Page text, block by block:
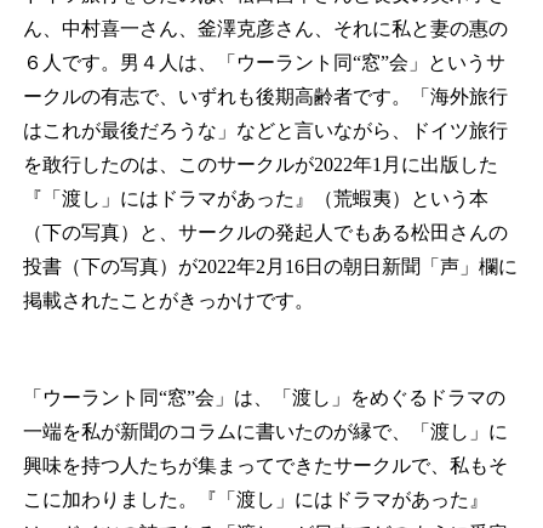
ん、中村喜一さん、釜澤克彦さん、それに私と妻の惠の
６人です。男４人は、「ウーラント同“窓”会」というサ
ークルの有志で、いずれも後期高齢者です。「海外旅行
はこれが最後だろうな」などと言いながら、ドイツ旅行
を敢行したのは、このサークルが2022年1月に出版した
『「渡し」にはドラマがあった』（荒蝦夷）という本
（下の写真）と、サークルの発起人でもある松田さんの
投書（下の写真）が2022年2月16日の朝日新聞「声」欄に
掲載されたことがきっかけです。
「ウーラント同“窓”会」は、「渡し」をめぐるドラマの
一端を私が新聞のコラムに書いたのが縁で、「渡し」に
興味を持つ人たちが集まってできたサークルで、私もそ
こに加わりました。『「渡し」にはドラマがあった』